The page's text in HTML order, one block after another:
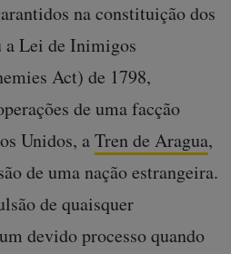
na constituição dos
a Lei de Inimigos
Act) de 1798,
de uma facção
Unidos, aTren de Aragua,
de uma nação estrangeira.
de quaisquer
devido processo quando